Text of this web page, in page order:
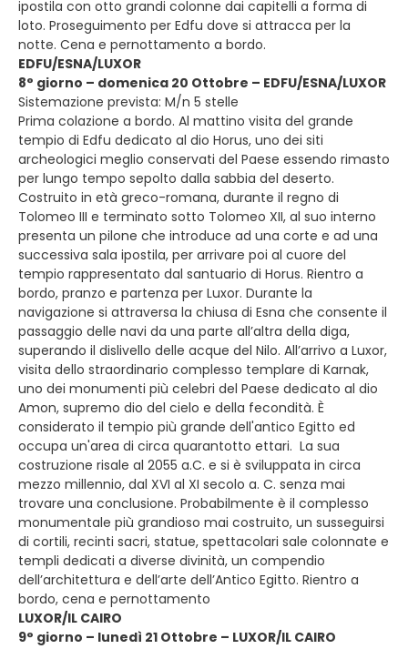
ipostila con otto grandi colonne dai capitelli a forma di
loto. Proseguimento per Edfu dove si attracca per la
notte. Cena e pernottamento a bordo.
EDFU/ESNA/LUXOR
8° giorno – domenica 20 Ottobre – EDFU/ESNA/LUXOR
Sistemazione prevista: M/n 5 stelle
Prima colazione a bordo. Al mattino visita del grande
tempio di Edfu dedicato al dio Horus, uno dei siti
archeologici meglio conservati del Paese essendo rimasto
per lungo tempo sepolto dalla sabbia del deserto.
Costruito in età greco-romana, durante il regno di
Tolomeo III e terminato sotto Tolomeo XII, al suo interno
presenta un pilone che introduce ad una corte e ad una
successiva sala ipostila, per arrivare poi al cuore del
tempio rappresentato dal santuario di Horus. Rientro a
bordo, pranzo e partenza per Luxor. Durante la
navigazione si attraversa la chiusa di Esna che consente il
passaggio delle navi da una parte all’altra della diga,
superando il dislivello delle acque del Nilo. All’arrivo a Luxor,
visita dello straordinario complesso templare di Karnak,
uno dei monumenti più celebri del Paese dedicato al dio
Amon, supremo dio del cielo e della fecondità. È
considerato il tempio più grande dell'antico Egitto ed
occupa un'area di circa quarantotto ettari. La sua
costruzione risale al 2055 a.C. e si è sviluppata in circa
mezzo millennio, dal XVI al XI secolo a. C. senza mai
trovare una conclusione. Probabilmente è il complesso
monumentale più grandioso mai costruito, un susseguirsi
di cortili, recinti sacri, statue, spettacolari sale colonnate e
templi dedicati a diverse divinità, un compendio
dell’architettura e dell’arte dell’Antico Egitto. Rientro a
bordo, cena e pernottamento
LUXOR/IL CAIRO
9° giorno – lunedì 21 Ottobre – LUXOR/IL CAIRO